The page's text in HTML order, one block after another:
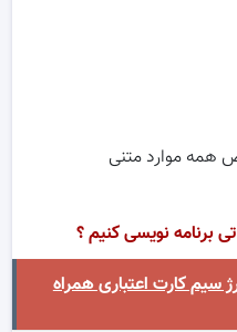
برنامه نویسی کنیم ؟
سیم کارت اعتباری همراه